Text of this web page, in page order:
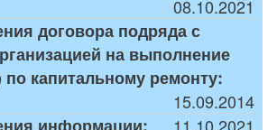
08.10.2021
договора подряда с
на выполнение
по капитальному ремонту:
15.09.2014